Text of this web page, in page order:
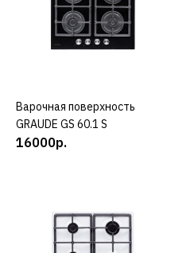
КУПИТЬ
Варочная поверхность
GRAUDE GS 60.1 S
16000р.